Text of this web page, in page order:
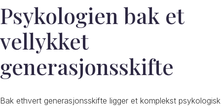
Psykologien bak et
vellykket
generasjonsskifte
Bak ethvert generasjonsskifte ligger et komplekst psykologisk